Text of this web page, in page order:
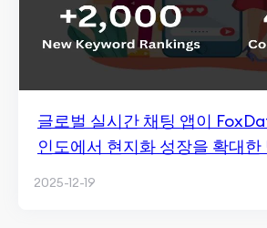
글로벌 실시간 채팅 앱이
인도에서 현지화 성장을 확대한
2025-12-19